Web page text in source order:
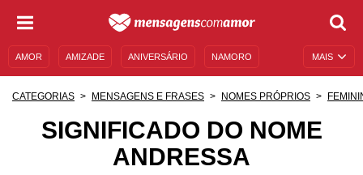
MAIS
AMOR AMIZADE ANIVERSÁRIO NAMORO
MENSAGENS DE ANIVERSÁRIO
CATEGORIAS MENSAGENS E FRASES NOMES PRÓPRIOS
SIGNIFICADO DO NOME
ANDRESSA